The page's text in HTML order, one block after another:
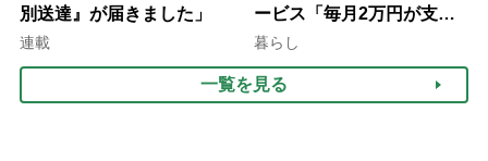
別送達』が届きました」
連載
ービス「毎月2万円が支給
される」ケースも【FP解
暮らし
一覧を見る